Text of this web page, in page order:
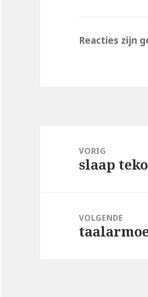
Reacties zijn
navigatieVORIG
Vorig
slaap
VOLGENDE
Volgend